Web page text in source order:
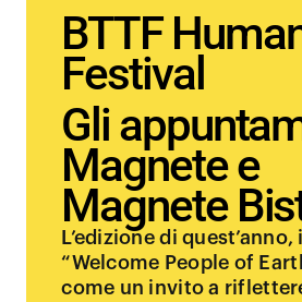
BTTF
Festival
Gli
Magnete e
Magnete
L’edizione di
“Welcome People of
come un invito a